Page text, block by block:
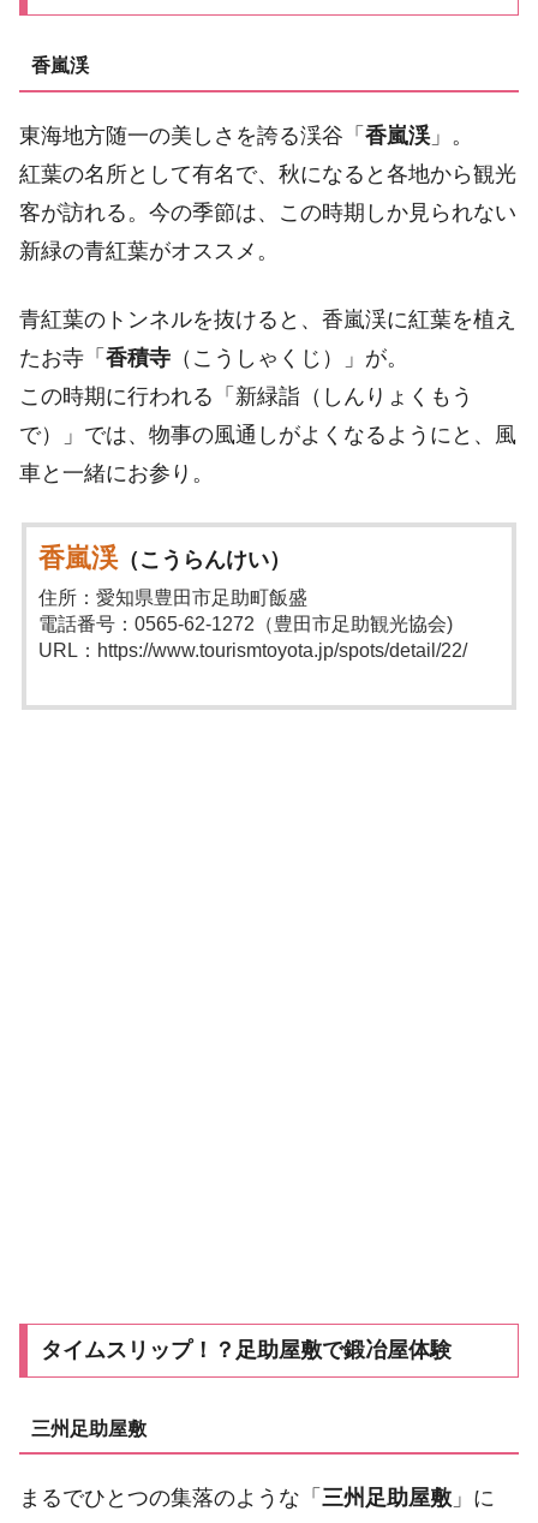
香嵐渓
東海地方随一の美しさを誇る渓谷「 香嵐渓」。
紅葉の名所として有名で、秋になると各地から観光
客が訪れる。今の季節は、この時期しか見られない
新緑の青紅葉がオススメ。
青紅葉のトンネルを抜けると、香嵐渓に紅葉を植え
たお寺「 香積寺 （こうしゃくじ）」が。
この時期に行われる「新緑詣（しんりょくもう
で）」では、物事の風通しがよくなるようにと、風
車と一緒にお参り。
香嵐渓（こうらんけい）
住所：愛知県豊田市足助町飯盛
電話番号：0565-62-1272（豊田市足助観光協会)
URL：https://www.tourismtoyota.jp/spots/detail/22/
タイムスリップ！？足助屋敷で鍛冶屋体験
三州足助屋敷
まるでひとつの集落のような「 三州足助屋敷 」に